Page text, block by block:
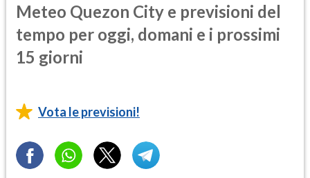
Meteo Quezon City e previsioni del
tempo per oggi, domani e i prossimi
15 giorni
Vota le previsioni!